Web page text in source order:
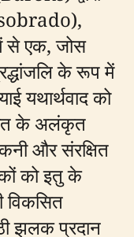
(sobrado),
से एक, जोस
के रूप में
यथार्थवाद को
के अलंकृत
और संरक्षित
को इतु के
विकसित
झलक प्रदान